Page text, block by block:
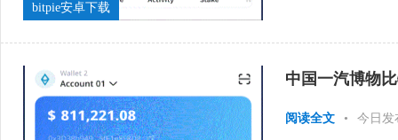
bitpie安卓下载
中国一汽博物
阅读全文 • 今日发